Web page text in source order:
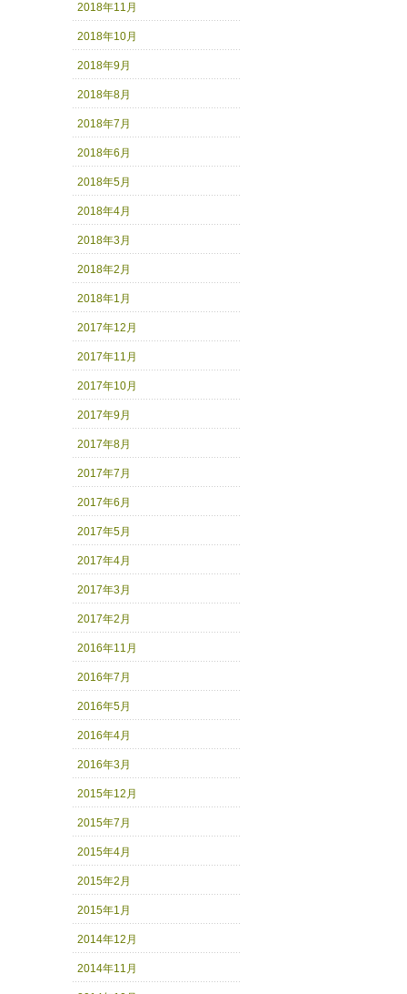
2018年11月
2018年10月
2018年9月
2018年8月
2018年7月
2018年6月
2018年5月
2018年4月
2018年3月
2018年2月
2018年1月
2017年12月
2017年11月
2017年10月
2017年9月
2017年8月
2017年7月
2017年6月
2017年5月
2017年4月
2017年3月
2017年2月
2016年11月
2016年7月
2016年5月
2016年4月
2016年3月
2015年12月
2015年7月
2015年4月
2015年2月
2015年1月
2014年12月
2014年11月